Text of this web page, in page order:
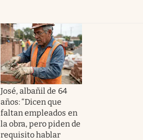
José, albañil de 64
años: “Dicen que
faltan empleados en
la obra, pero piden de
requisito hablar